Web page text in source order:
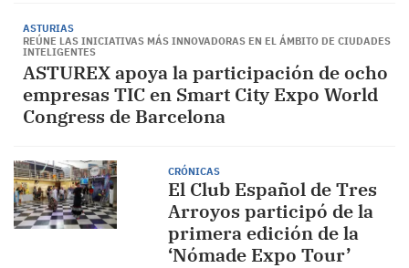
ASTURIAS
REÚNE LAS INICIATIVAS MÁS INNOVADORAS EN EL ÁMBITO DE CIUDADES
INTELIGENTES
ASTUREX apoya la participación de ocho
empresas TIC en Smart City Expo World
Congress de Barcelona
CRÓNICAS
El Club Español de Tres
Arroyos participó de la
primera edición de la
‘Nómade Expo Tour’